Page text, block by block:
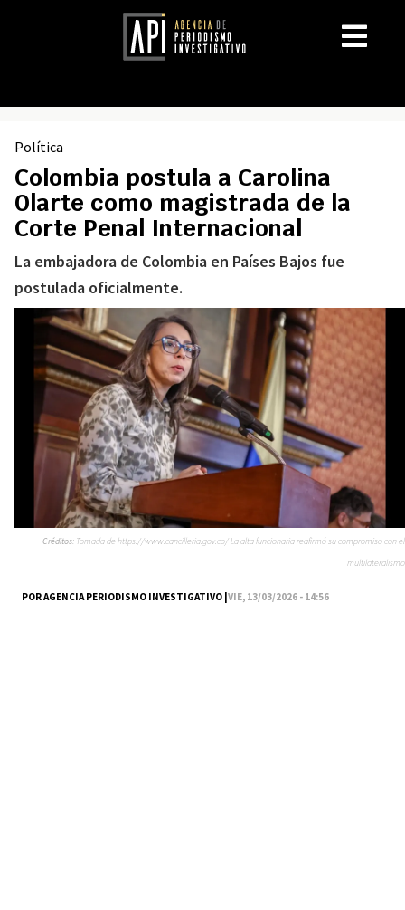
Política
Colombia postula a Carolina
Olarte como magistrada de la
Corte Penal Internacional
La embajadora de Colombia en Países Bajos fue
postulada oficialmente.
POR AGENCIA PERIODISMO INVESTIGATIVO |VIE, 13/03/2026 - 14:56
Créditos: Tomada de https://www.cancilleria.gov.co/ La alta funcionaria reafirmó su compromiso con el
multilateralismo